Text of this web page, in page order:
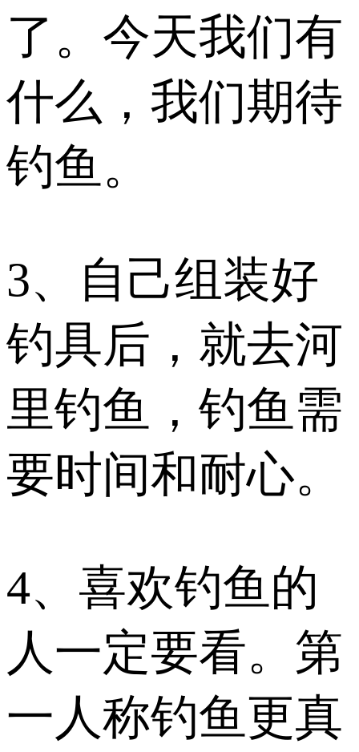
了。今天我们有
什么，我们期待
钓鱼。
3、自己组装好
钓具后，就去河
里钓鱼，钓鱼需
要时间和耐心。
4、喜欢钓鱼的
人一定要看。第
一人称钓鱼更真